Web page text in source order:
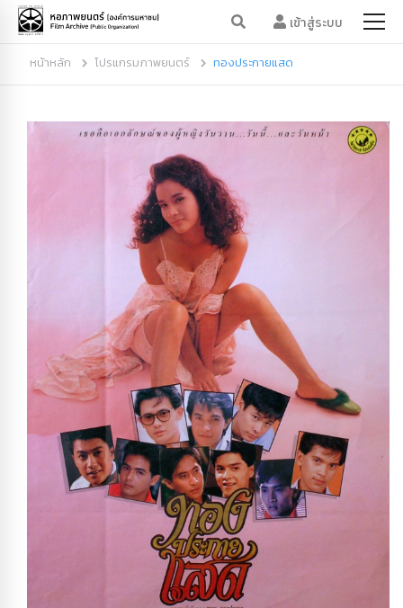
เข้าสู่ระบบ
หน้าหลัก โปรแกรมภาพยนตร์ ทองประกายแสด